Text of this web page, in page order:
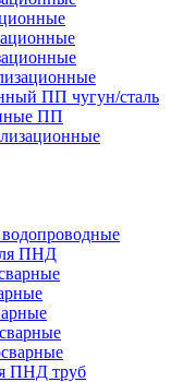
ПП чугун/сталь
ПП
ПНД
ПНД труб